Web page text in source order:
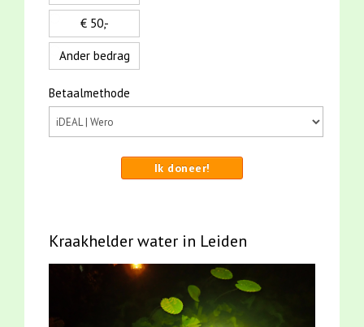
€ 50,-
Ander bedrag
Betaalmethode
Ik doneer!
Kraakhelder water in Leiden